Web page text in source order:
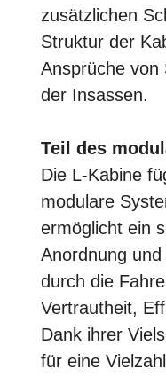
zusätzlichen
Struktur der
Ansprüche von
der Insassen.
Teil des
Die L-Kabine
modulare
ermöglicht ein
Anordnung
durch die
Vertrautheit,
Dank ihrer
für eine